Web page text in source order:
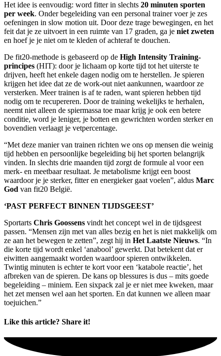
Het idee is eenvoudig: word fitter in slechts 20 minuten sporten
per week. Onder begeleiding van een personal trainer voer je zes
oefeningen in slow motion uit. Door deze trage bewegingen, en het
feit dat je ze uitvoert in een ruimte van 17 graden, ga je niet zweten
en hoef je je niet om te kleden of achteraf te douchen.
De fit20-methode is gebaseerd op de High Intensity Training-
principes (HIT): door je lichaam op korte tijd tot het uiterste te
drijven, heeft het enkele dagen nodig om te herstellen. Je spieren
krijgen het idee dat ze de work-out niet aankunnen, waardoor ze
versterken. Meer trainen is af te raden, want spieren hebben tijd
nodig om te recupereren. Door de training wekelijks te herhalen,
neemt niet alleen de spiermassa toe maar krijg je ook een betere
conditie, word je leniger, je botten en gewrichten worden sterker en
bovendien verlaagt je vetpercentage.
“Met deze manier van trainen richten we ons op mensen die weinig
tijd hebben en persoonlijke begeleiding bij het sporten belangrijk
vinden. In slechts drie maanden tijd zorgt de formule al voor een
merk- en meetbaar resultaat. Je metabolisme krijgt een boost
waardoor je je sterker, fitter en energieker gaat voelen”, aldus Marc
God van fit20 België.
‘PAST PERFECT BINNEN TIJDSGEEST’
Sportarts Chris Goossens vindt het concept wel in de tijdsgeest
passen. “Mensen zijn met van alles bezig en het is niet makkelijk om
ze aan het bewegen te zetten”, zegt hij in Het Laatste Nieuws. “In
die korte tijd wordt enkel ‘anabool’ gewerkt. Dat betekent dat er
eiwitten aangemaakt worden waardoor spieren ontwikkelen.
Twintig minuten is echter te kort voor een ‘katabole reactie’, het
afbreken van de spieren. De kans op blessures is dus – mits goede
begeleiding – miniem. Een sixpack zal je er niet mee kweken, maar
het zet mensen wel aan het sporten. En dat kunnen we alleen maar
toejuichen.”
Like this article? Share it!